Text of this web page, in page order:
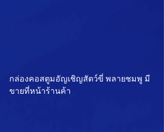
กล่องคอสตูมอัญเชิญสัตว์ขี่ พลายชมพู มี
ขายที่หน้าร้านค้า